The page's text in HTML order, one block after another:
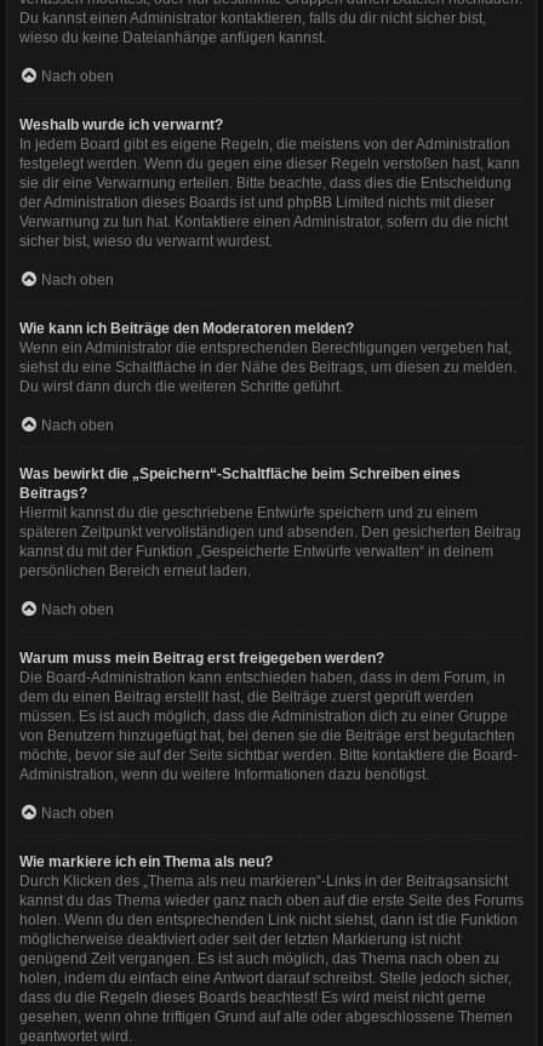
Du kannst einen Administrator kontaktieren, falls du dir nicht sicher bist,
wieso du keine Dateianhänge anfügen kannst.
Nach oben
Weshalb wurde ich verwarnt?
In jedem Board gibt es eigene Regeln, die meistens von der Administration
festgelegt werden. Wenn du gegen eine dieser Regeln verstoßen hast, kann
sie dir eine Verwarnung erteilen. Bitte beachte, dass dies die Entscheidung
der Administration dieses Boards ist und phpBB Limited nichts mit dieser
Verwarnung zu tun hat. Kontaktiere einen Administrator, sofern du die nicht
sicher bist, wieso du verwarnt wurdest.
Nach oben
Wie kann ich Beiträge den Moderatoren melden?
Wenn ein Administrator die entsprechenden Berechtigungen vergeben hat,
siehst du eine Schaltfläche in der Nähe des Beitrags, um diesen zu melden.
Du wirst dann durch die weiteren Schritte geführt.
Nach oben
Was bewirkt die „Speichern“-Schaltfläche beim Schreiben eines
Beitrags?
Hiermit kannst du die geschriebene Entwürfe speichern und zu einem
späteren Zeitpunkt vervollständigen und absenden. Den gesicherten Beitrag
kannst du mit der Funktion „Gespeicherte Entwürfe verwalten“ in deinem
persönlichen Bereich erneut laden.
Nach oben
Warum muss mein Beitrag erst freigegeben werden?
Die Board-Administration kann entschieden haben, dass in dem Forum, in
dem du einen Beitrag erstellt hast, die Beiträge zuerst geprüft werden
müssen. Es ist auch möglich, dass die Administration dich zu einer Gruppe
von Benutzern hinzugefügt hat, bei denen sie die Beiträge erst begutachten
möchte, bevor sie auf der Seite sichtbar werden. Bitte kontaktiere die Board-
Administration, wenn du weitere Informationen dazu benötigst.
Nach oben
Wie markiere ich ein Thema als neu?
Durch Klicken des „Thema als neu markieren“-Links in der Beitragsansicht
kannst du das Thema wieder ganz nach oben auf die erste Seite des Forums
holen. Wenn du den entsprechenden Link nicht siehst, dann ist die Funktion
möglicherweise deaktiviert oder seit der letzten Markierung ist nicht
genügend Zeit vergangen. Es ist auch möglich, das Thema nach oben zu
holen, indem du einfach eine Antwort darauf schreibst. Stelle jedoch sicher,
dass du die Regeln dieses Boards beachtest! Es wird meist nicht gerne
gesehen, wenn ohne triftigen Grund auf alte oder abgeschlossene Themen
geantwortet wird.